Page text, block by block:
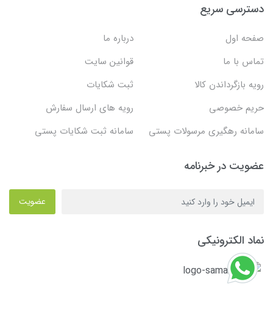
دسترسی سریع
صفحه اول
درباره ما
تماس با ما
قوانین سایت
رویه بازگرداندن کالا
ثبت شکایات
حریم خصوصی
رویه های ارسال سفارش
سامانه رهگیری مرسولات پستی
سامانه ثبت شکایات پستی
عضویت در خبرنامه
عضویت
نماد الکترونیکی